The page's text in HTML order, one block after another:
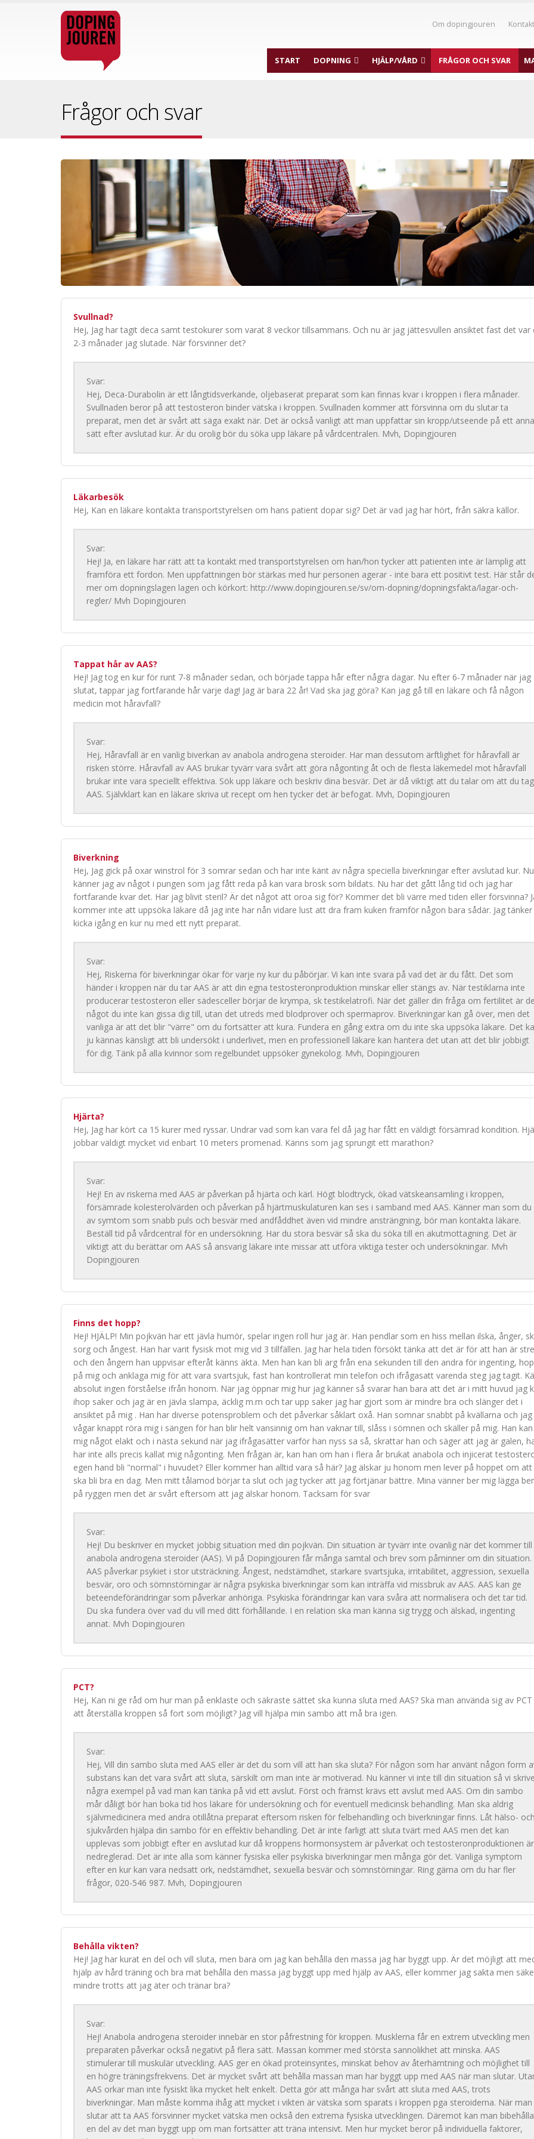
Om dopingjouren
START DOPNING HJÄLP/VÅRD FRÅGOR OCH SVAR
Frågor och svar
Svullnad?
Hej, Jag har tagit deca samt testokurer som varat 8 veckor tillsammans. Och nu är jag jättesvullen ansiktet fast det var
2-3 månader jag slutade. När försvinner det?
Svar:
Hej, Deca-Durabolin är ett långtidsverkande, oljebaserat preparat som kan finnas kvar i kroppen i flera månader.
Svullnaden beror på att testosteron binder vätska i kroppen. Svullnaden kommer att försvinna om du slutar ta
preparat, men det är svårt att säga exakt när. Det är också vanligt att man uppfattar sin kropp/utseende på ett
sätt efter avslutad kur. Är du orolig bör du söka upp läkare på vårdcentralen. Mvh, Dopingjouren
Läkarbesök
Hej, Kan en läkare kontakta transportstyrelsen om hans patient dopar sig? Det är vad jag har hört, från säkra källor.
Svar:
Hej! Ja, en läkare har rätt att ta kontakt med transportstyrelsen om han/hon tycker att patienten inte är lämplig att
framföra ett fordon. Men uppfattningen bör stärkas med hur personen agerar - inte bara ett positivt test. Här står
mer om dopningslagen lagen och körkort: http://www.dopingjouren.se/sv/om-dopning/dopningsfakta/lagar-och-
regler/ Mvh Dopingjouren
Tappat hår av AAS?
Hej! Jag tog en kur för runt 7-8 månader sedan, och började tappa hår efter några dagar. Nu efter 6-7 månader när jag
slutat, tappar jag fortfarande hår varje dag! Jag är bara 22 år! Vad ska jag göra? Kan jag gå till en läkare och få någon
medicin mot håravfall?
Svar:
Hej, Håravfall är en vanlig biverkan av anabola androgena steroider. Har man dessutom ärftlighet för håravfall är
risken större. Håravfall av AAS brukar tyvärr vara svårt att göra någonting åt och de flesta läkemedel mot håravfall
brukar inte vara speciellt effektiva. Sök upp läkare och beskriv dina besvär. Det är då viktigt att du talar om att du
AAS. Självklart kan en läkare skriva ut recept om hen tycker det är befogat. Mvh, Dopingjouren
Biverkning
Hej, Jag gick på oxar winstrol för 3 somrar sedan och har inte känt av några speciella biverkningar efter avslutad kur. Nu
känner jag av något i pungen som jag fått reda på kan vara brosk som bildats. Nu har det gått lång tid och jag har
fortfarande kvar det. Har jag blivit steril? Är det något att oroa sig för? Kommer det bli värre med tiden eller försvinna?
kommer inte att uppsöka läkare då jag inte har nån vidare lust att dra fram kuken framför någon bara sådär. Jag tänker
kicka igång en kur nu med ett nytt preparat.
Svar:
Hej, Riskerna för biverkningar ökar för varje ny kur du påbörjar. Vi kan inte svara på vad det är du fått. Det som
händer i kroppen när du tar AAS är att din egna testosteronproduktion minskar eller stängs av. När testiklarna inte
producerar testosteron eller sädesceller börjar de krympa, sk testikelatrofi. När det gäller din fråga om fertilitet är
något du inte kan gissa dig till, utan det utreds med blodprover och spermaprov. Biverkningar kan gå över, men det
vanliga är att det blir "värre" om du fortsätter att kura. Fundera en gång extra om du inte ska uppsöka läkare. Det
ju kännas känsligt att bli undersökt i underlivet, men en professionell läkare kan hantera det utan att det blir jobbigt
för dig. Tänk på alla kvinnor som regelbundet uppsöker gynekolog. Mvh, Dopingjouren
Hjärta?
Hej, Jag har kört ca 15 kurer med ryssar. Undrar vad som kan vara fel då jag har fått en väldigt försämrad kondition.
jobbar väldigt mycket vid enbart 10 meters promenad. Känns som jag sprungit ett marathon?
Svar:
Hej! En av riskerna med AAS är påverkan på hjärta och kärl. Högt blodtryck, ökad vätskeansamling i kroppen,
försämrade kolesterolvärden och påverkan på hjärtmuskulaturen kan ses i samband med AAS. Känner man som du
av symtom som snabb puls och besvär med andfåddhet även vid mindre ansträngning, bör man kontakta läkare.
Beställ tid på vårdcentral för en undersökning. Har du stora besvär så ska du söka till en akutmottagning. Det är
viktigt att du berättar om AAS så ansvarig läkare inte missar att utföra viktiga tester och undersökningar. Mvh
Dopingjouren
Finns det hopp?
Hej! HJÄLP! Min pojkvän har ett jävla humör, spelar ingen roll hur jag är. Han pendlar som en hiss mellan ilska, ånger,
sorg och ångest. Han har varit fysisk mot mig vid 3 tillfällen. Jag har hela tiden försökt tänka att det är för att han är
och den ångern han uppvisar efteråt känns äkta. Men han kan bli arg från ena sekunden till den andra för ingenting,
på mig och anklaga mig för att vara svartsjuk, fast han kontrollerat min telefon och ifrågasatt varenda steg jag tagit.
absolut ingen förståelse ifrån honom. När jag öppnar mig hur jag känner så svarar han bara att det är i mitt huvud jag
ihop saker och jag är en jävla slampa, äcklig m.m och tar upp saker jag har gjort som är mindre bra och slänger det i
ansiktet på mig . Han har diverse potensproblem och det påverkar såklart oxå. Han somnar snabbt på kvällarna och jag
vågar knappt röra mig i sängen för han blir helt vansinnig om han vaknar till, slåss i sömnen och skäller på mig. Han kan
mig något elakt och i nästa sekund när jag ifrågasätter varför han nyss sa så, skrattar han och säger att jag är galen,
har inte alls precis kallat mig någonting. Men frågan är, kan han om han i flera år brukat anabola och injicerat
egen hand bli "normal" i huvudet? Eller kommer han alltid vara så här? Jag älskar ju honom men lever på hoppet om
ska bli bra en dag. Men mitt tålamod börjar ta slut och jag tycker att jag förtjänar bättre. Mina vänner ber mig lägga
på ryggen men det är svårt eftersom att jag älskar honom. Tacksam för svar
Svar:
Hej! Du beskriver en mycket jobbig situation med din pojkvän. Din situation är tyvärr inte ovanlig när det kommer till
anabola androgena steroider (AAS). Vi på Dopingjouren får många samtal och brev som påminner om din situation.
AAS påverkar psykiet i stor utsträckning. Ångest, nedstämdhet, starkare svartsjuka, irritabilitet, aggression, sexuella
besvär, oro och sömnstörningar är några psykiska biverkningar som kan inträffa vid missbruk av AAS. AAS kan ge
beteendeförändringar som påverkar anhöriga. Psykiska förändringar kan vara svåra att normalisera och det tar tid.
Du ska fundera över vad du vill med ditt förhållande. I en relation ska man känna sig trygg och älskad, ingenting
annat. Mvh Dopingjouren
PCT?
Hej, Kan ni ge råd om hur man på enklaste och säkraste sättet ska kunna sluta med AAS? Ska man använda sig av
att återställa kroppen så fort som möjligt? Jag vill hjälpa min sambo att må bra igen.
Svar:
Hej, Vill din sambo sluta med AAS eller är det du som vill att han ska sluta? För någon som har använt någon form
substans kan det vara svårt att sluta, särskilt om man inte är motiverad. Nu känner vi inte till din situation så vi
några exempel på vad man kan tänka på vid ett avslut. Först och främst krävs ett avslut med AAS. Om din sambo
mår dåligt bör han boka tid hos läkare för undersökning och för eventuell medicinsk behandling. Man ska aldrig
självmedicinera med andra otillåtna preparat eftersom risken för felbehandling och biverkningar finns. Låt hälso- och
sjukvården hjälpa din sambo för en effektiv behandling. Det är inte farligt att sluta tvärt med AAS men det kan
upplevas som jobbigt efter en avslutad kur då kroppens hormonsystem är påverkat och testosteronproduktionen är
nedreglerad. Det är inte alla som känner fysiska eller psykiska biverkningar men många gör det. Vanliga symptom
efter en kur kan vara nedsatt ork, nedstämdhet, sexuella besvär och sömnstörningar. Ring gärna om du har fler
frågor, 020-546 987. Mvh, Dopingjouren
Behålla vikten?
Hej! Jag har kurat en del och vill sluta, men bara om jag kan behålla den massa jag har byggt upp. Är det möjligt att
hjälp av hård träning och bra mat behålla den massa jag byggt upp med hjälp av AAS, eller kommer jag sakta men
mindre trotts att jag äter och tränar bra?
Svar:
Hej! Anabola androgena steroider innebär en stor påfrestning för kroppen. Musklerna får en extrem utveckling men
preparaten påverkar också negativt på flera sätt. Massan kommer med största sannolikhet att minska. AAS
stimulerar till muskulär utveckling. AAS ger en ökad proteinsyntes, minskat behov av återhämtning och möjlighet till
en högre träningsfrekvens. Det är mycket svårt att behålla massan man har byggt upp med AAS när man slutar.
AAS orkar man inte fysiskt lika mycket helt enkelt. Detta gör att många har svårt att sluta med AAS, trots
biverkningar. Man måste komma ihåg att mycket i vikten är vätska som sparats i kroppen pga steroiderna. När man
slutar att ta AAS försvinner mycket vätska men också den extrema fysiska utvecklingen. Däremot kan man bibehålla
en del av det man byggt upp om man fortsätter att träna intensivt. Men hur mycket beror på individuella faktorer,